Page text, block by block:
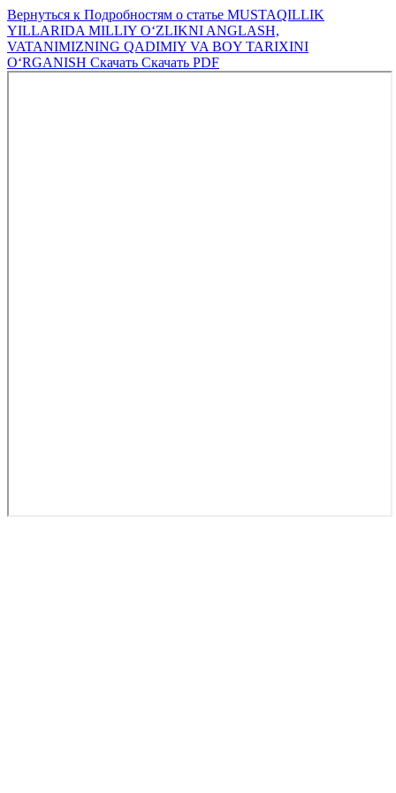
Вернуться к Подробностям о статье MUSTAQILLIK
YILLARIDA MILLIY O‘ZLIKNI ANGLASH,
VATANIMIZNING QADIMIY VA BOY TARIXINI
O‘RGANISH Скачать Скачать PDF